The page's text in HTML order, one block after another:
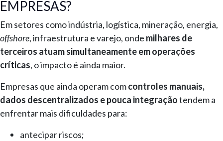
EMPRESAS?
Em setores como indústria, logística, mineração, energia,
offshore, infraestrutura e varejo, onde milhares de
terceiros atuam simultaneamente em operações
críticas, o impacto é ainda maior.
Empresas que ainda operam comcontroles manuais,
dados descentralizados e pouca integraçãotendem a
enfrentar mais dificuldades para:
antecipar riscos;